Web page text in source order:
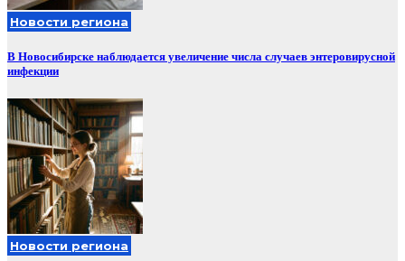
Новости региона
В Новосибирске наблюдается увеличение числа случаев энтеровирусной
инфекции
Новости региона